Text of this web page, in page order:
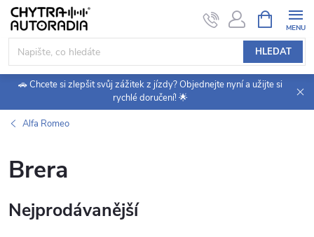
Přejít
obsah
HLEDAT
NÁKUPNÍ
KOŠÍK
🚗 Chcete si zlepšit svůj zážitek z jízdy? Objednejte nyní a užijte si
rychlé doručení! 🌟
Alfa Romeo
Brera
Nejprodávanější